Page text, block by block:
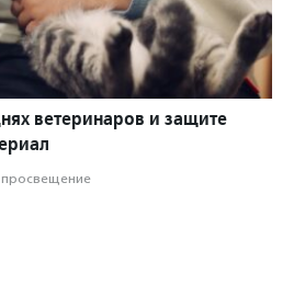
ветеринаров и защите
просвещение